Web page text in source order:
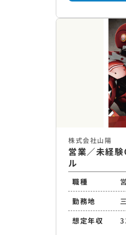
株式会社山陽
営業／未経
ル
職種
勤務地
想定年収